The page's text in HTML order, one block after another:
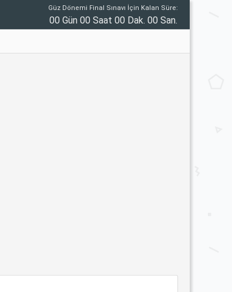
Güz Dönemi Final Sınavı İçin Kalan Süre:
00 Gün 00 Saat 00 Dak. 00 San.